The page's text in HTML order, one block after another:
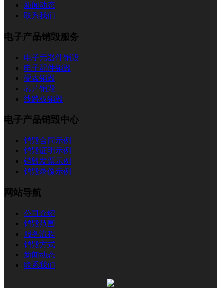
新闻动态
联系我们
电子产品销毁服务
电子元器件销毁
电子配件销毁
硬盘销毁
芯片销毁
线路板销毁
电子产品销毁中心
销毁合同示例
销毁证明示例
销毁发票示例
销毁录像示例
网站导航
公司介绍
销毁范围
服务流程
销毁方式
新闻动态
联系我们